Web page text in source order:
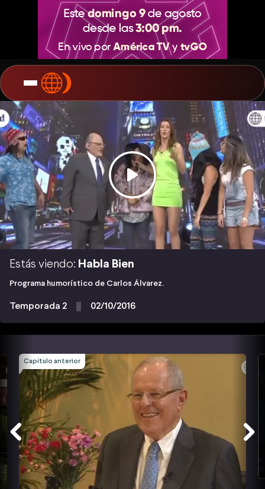
Estás viendo: Habla Bien
Programa humorístico de Carlos Álvarez.
Temporada 2 02/10/2016
Capítulo anterior